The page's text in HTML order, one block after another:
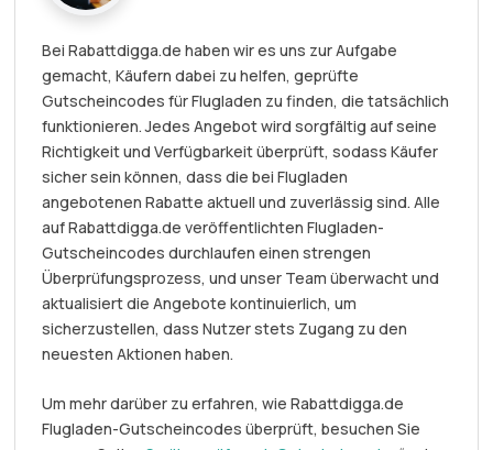
Bei Rabattdigga.de haben wir es uns zur Aufgabe
gemacht, Käufern dabei zu helfen, geprüfte
Gutscheincodes für Flugladen zu finden, die tatsächlich
funktionieren. Jedes Angebot wird sorgfältig auf seine
Richtigkeit und Verfügbarkeit überprüft, sodass Käufer
sicher sein können, dass die bei Flugladen
angebotenen Rabatte aktuell und zuverlässig sind. Alle
auf Rabattdigga.de veröffentlichten Flugladen-
Gutscheincodes durchlaufen einen strengen
Überprüfungsprozess, und unser Team überwacht und
aktualisiert die Angebote kontinuierlich, um
sicherzustellen, dass Nutzer stets Zugang zu den
neuesten Aktionen haben.
Um mehr darüber zu erfahren, wie Rabattdigga.de
Flugladen-Gutscheincodes überprüft, besuchen Sie